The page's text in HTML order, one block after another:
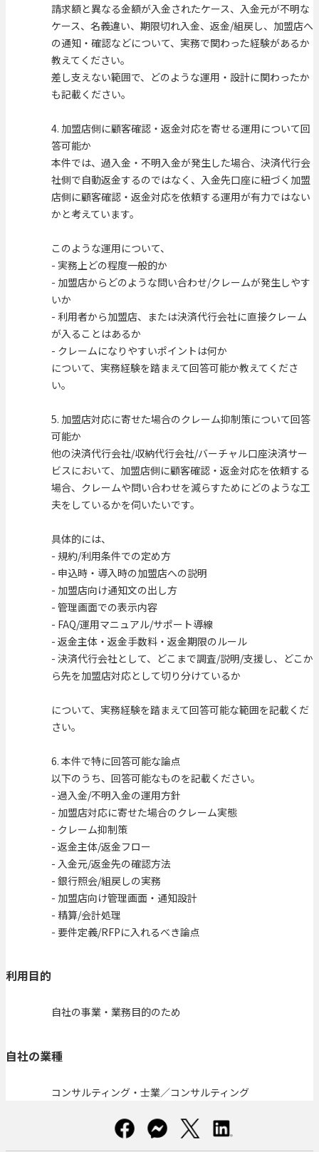
請求額と異なる金額が入金されたケース、入金元が不明な
ケース、名義違い、期限切れ入金、返金/組戻し、加盟店へ
の通知・確認などについて、実務で関わった経験があるか
教えてください。
差し支えない範囲で、どのような運用・設計に関わったか
も記載ください。
4. 加盟店側に顧客確認・返金対応を寄せる運用について回
答可能か
本件では、過入金・不明入金が発生した場合、決済代行会
社側で自動返金するのではなく、入金先口座に紐づく加盟
店側に顧客確認・返金対応を依頼する運用が有力ではない
かと考えています。
このような運用について、
- 実務上どの程度一般的か
- 加盟店からどのような問い合わせ/クレームが発生しやす
いか
- 利用者から加盟店、または決済代行会社に直接クレーム
が入ることはあるか
- クレームになりやすいポイントは何か
について、実務経験を踏まえて回答可能か教えてくださ
い。
5. 加盟店対応に寄せた場合のクレーム抑制策について回答
可能か
他の決済代行会社/収納代行会社/バーチャル口座決済サー
ビスにおいて、加盟店側に顧客確認・返金対応を依頼する
場合、クレームや問い合わせを減らすためにどのような工
夫をしているかを伺いたいです。
具体的には、
- 規約/利用条件での定め方
- 申込時・導入時の加盟店への説明
- 加盟店向け通知文の出し方
- 管理画面での表示内容
- FAQ/運用マニュアル/サポート導線
- 返金主体・返金手数料・返金期限のルール
- 決済代行会社として、どこまで調査/説明/支援し、どこか
ら先を加盟店対応として切り分けているか
について、実務経験を踏まえて回答可能な範囲を記載くだ
さい。
6. 本件で特に回答可能な論点
以下のうち、回答可能なものを記載ください。
- 過入金/不明入金の運用方針
- 加盟店対応に寄せた場合のクレーム実態
- クレーム抑制策
- 返金主体/返金フロー
- 入金元/返金先の確認方法
- 銀行照会/組戻しの実務
- 加盟店向け管理画面・通知設計
- 精算/会計処理
- 要件定義/RFPに入れるべき論点
利用目的
自社の事業・業務目的のため
自社の業種
コンサルティング・士業／コンサルティング